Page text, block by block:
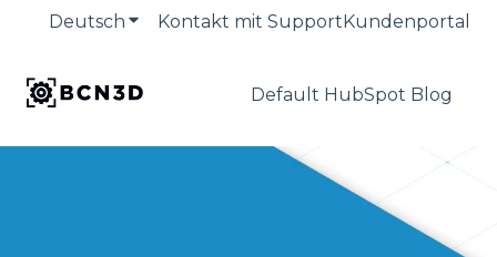
Deutsch Untermenü für Übersetzungen
Kontakt mit SupportKundenportal
Default HubSpot Blog